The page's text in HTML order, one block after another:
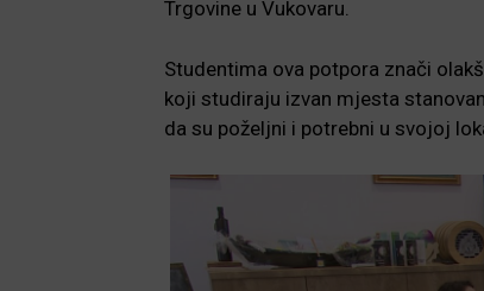
Trgovine u Vukovaru.
Studentima ova potpora znači
koji studiraju izvan mjesta
da su poželjni i potrebni u svojoj